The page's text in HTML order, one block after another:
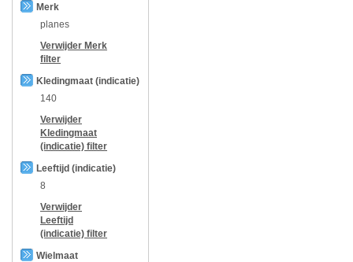
Merk
planes
Verwijder Merk
filter
Kledingmaat (indicatie)
140
Verwijder
Kledingmaat
(indicatie) filter
Leeftijd (indicatie)
8
Verwijder
Leeftijd
(indicatie) filter
Wielmaat